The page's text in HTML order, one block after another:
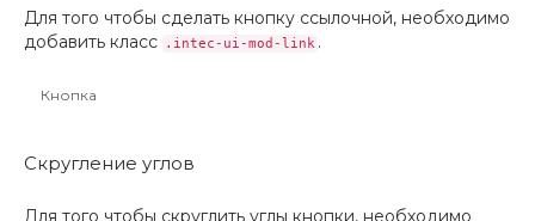
Для того чтобы сделать кнопку ссылочной, необходимо
добавить класс
.intec-ui-mod-link .
Кнопка
Скругление углов
Для того чтобы скруглить углы кнопки, необходимо